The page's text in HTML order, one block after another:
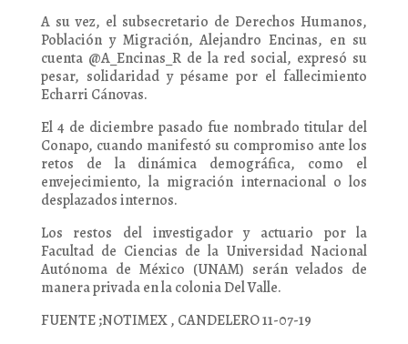
A su vez, el subsecretario de Derechos Humanos,
Población y Migración, Alejandro Encinas, en su
cuenta @A_Encinas_R de la red social, expresó su
pesar, solidaridad y pésame por el fallecimiento
Echarri Cánovas.
El 4 de diciembre pasado fue nombrado titular del
Conapo, cuando manifestó su compromiso ante los
retos de la dinámica demográfica, como el
envejecimiento, la migración internacional o los
desplazados internos.
Los restos del investigador y actuario por la
Facultad de Ciencias de la Universidad Nacional
Autónoma de México (UNAM) serán velados de
manera privada en la colonia Del Valle.
FUENTE ;NOTIMEX , CANDELERO 11-07-19